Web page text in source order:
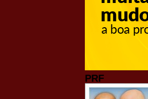
PRF